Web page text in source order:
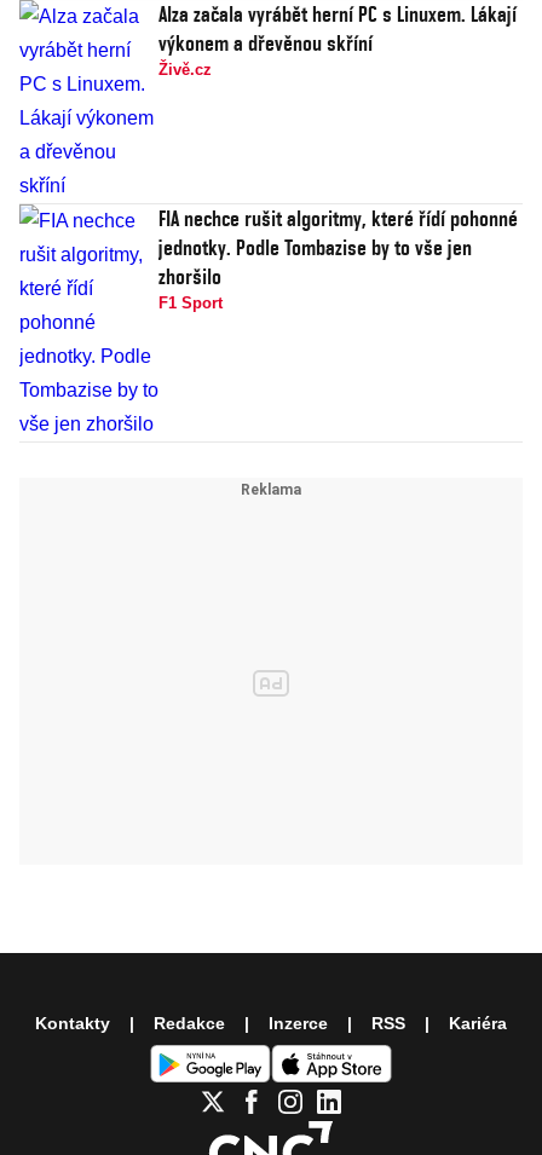
Alza začala vyrábět herní PC s Linuxem. Lákají
výkonem a dřevěnou skříní
Živě.cz
FIA nechce rušit algoritmy, které řídí pohonné
jednotky. Podle Tombazise by to vše jen
zhoršilo
F1 Sport
Kontakty Redakce Inzerce RSS Kariéra